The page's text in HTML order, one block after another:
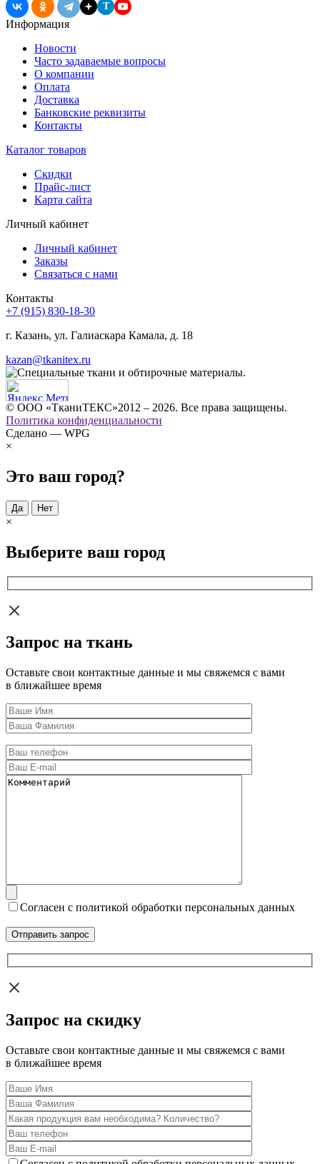
T
Информация
Новости
Часто задаваемые вопросы
О компании
Оплата
Доставка
Банковские реквизиты
Контакты
Каталог товаров
Скидки
Прайс-лист
Карта сайта
Личный кабинет
Личный кабинет
Заказы
Связаться с нами
Контакты
+7 (915) 830-18-30
г. Казань, ул. Галиаскара Камала, д. 18
kazan@tkanitex.ru
© ООО «ТканиТЕКС»2012 – 2026. Все права защищены.
Политика конфиденциальности
Сделано — WPG
×
Это ваш город?
Да Нет
×
Выберите ваш город
Запрос на ткань
Оставьте свои контактные данные и мы свяжемся с вами
в ближайшее время
Согласен с политикой обработки персональных данных
Запрос на скидку
Оставьте свои контактные данные и мы свяжемся с вами
в ближайшее время